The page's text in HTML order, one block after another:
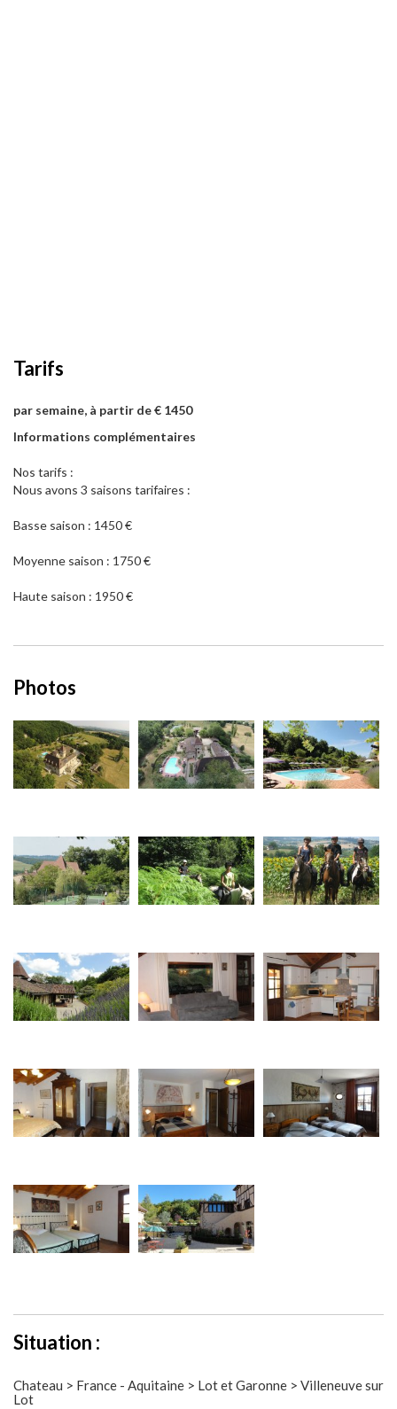
Tarifs
par semaine, à partir de € 1450
Informations complémentaires
Nos tarifs :
Nous avons 3 saisons tarifaires :
Basse saison : 1450 €
Moyenne saison : 1750 €
Haute saison : 1950 €
Photos
Situation :
Chateau > France - Aquitaine > Lot et Garonne > Villeneuve sur
Lot